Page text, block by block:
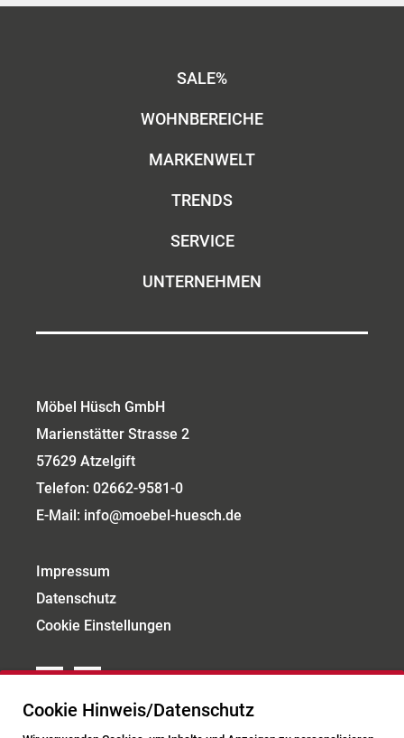
SALE%
WOHNBEREICHE
MARKENWELT
TRENDS
SERVICE
UNTERNEHMEN
Möbel Hüsch GmbH
Marienstätter Strasse 2
57629 Atzelgift
Telefon: 02662-9581-0
E-Mail: info@moebel-huesch.de
Impressum
Datenschutz
Cookie Einstellungen
Öffnungszeiten
Cookie Hinweis/Datenschutz